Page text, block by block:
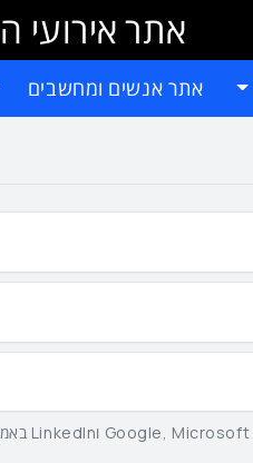
אתר אירועי
אתר אנשים ומחשבים